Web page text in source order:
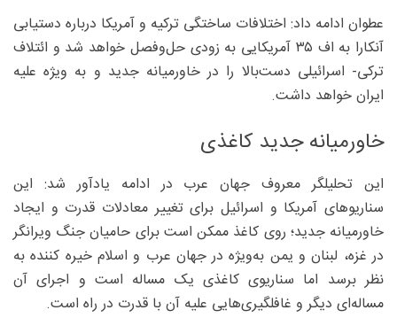
عطوان ادامه داد: اختلافات ساختگی ترکیه و آمریکا درباره دستیابی
آنکارا به اف ۳۵ آمریکایی به زودی حل‌وفصل خواهد شد و ائتلاف
ترکی‌- اسرائیلی دست‌بالا را در خاورمیانه جدید و به ویژه علیه
ایران خواهد داشت.
خاورمیانه جدید کاغذی
این تحلیلگر معروف جهان عرب در ادامه یادآور شد: این
سناریوهای آمریکا و اسرائیل برای تغییر معادلات قدرت و ایجاد
خاورمیانه جدید؛ روی کاغذ ممکن است برای حامیان جنگ ویرانگر
در غزه، لبنان و یمن به‌ویژه در جهان عرب و اسلام خیره کننده به
نظر برسد اما سناریوی کاغذی یک مساله است و اجرای آن
مساله‌ای دیگر و غافلگیری‌هایی علیه آن با قدرت در راه است.